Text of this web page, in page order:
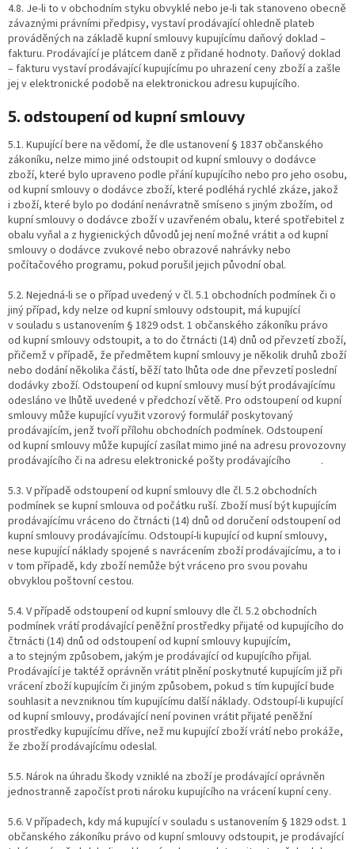
4.8. Je-li to v obchodním styku obvyklé nebo je-li tak stanoveno obecně
závaznými právními předpisy, vystaví prodávající ohledně plateb
prováděných na základě kupní smlouvy kupujícímu daňový doklad –
fakturu. Prodávající je plátcem daně z přidané hodnoty. Daňový doklad
– fakturu vystaví prodávající kupujícímu po uhrazení ceny zboží a zašle
jej v elektronické podobě na elektronickou adresu kupujícího.
5. odstoupení od kupní smlouvy
5.1. Kupující bere na vědomí, že dle ustanovení § 1837 občanského
zákoníku, nelze mimo jiné odstoupit od kupní smlouvy o dodávce
zboží, které bylo upraveno podle přání kupujícího nebo pro jeho osobu,
od kupní smlouvy o dodávce zboží, které podléhá rychlé zkáze, jakož
i zboží, které bylo po dodání nenávratně smíseno s jiným zbožím, od
kupní smlouvy o dodávce zboží v uzavřeném obalu, které spotřebitel z
obalu vyňal a z hygienických důvodů jej není možné vrátit a od kupní
smlouvy o dodávce zvukové nebo obrazové nahrávky nebo
počítačového programu, pokud porušil jejich původní obal.
5.2. Nejedná-li se o případ uvedený v čl. 5.1 obchodních podmínek či o
jiný případ, kdy nelze od kupní smlouvy odstoupit, má kupující
v souladu s ustanovením § 1829 odst. 1 občanského zákoníku právo
od kupní smlouvy odstoupit, a to do čtrnácti (14) dnů od převzetí zboží,
přičemž v případě, že předmětem kupní smlouvy je několik druhů zboží
nebo dodání několika částí, běží tato lhůta ode dne převzetí poslední
dodávky zboží. Odstoupení od kupní smlouvy musí být prodávajícímu
odesláno ve lhůtě uvedené v předchozí větě. Pro odstoupení od kupní
smlouvy může kupující využit vzorový formulář poskytovaný
prodávajícím, jenž tvoří přílohu obchodních podmínek. Odstoupení
od kupní smlouvy může kupující zasílat mimo jiné na adresu provozovny
prodávajícího či na adresu elektronické pošty prodávajícího .
5.3. V případě odstoupení od kupní smlouvy dle čl. 5.2 obchodních
podmínek se kupní smlouva od počátku ruší. Zboží musí být kupujícím
prodávajícímu vráceno do čtrnácti (14) dnů od doručení odstoupení od
kupní smlouvy prodávajícímu. Odstoupí-li kupující od kupní smlouvy,
nese kupující náklady spojené s navrácením zboží prodávajícímu, a to i
v tom případě, kdy zboží nemůže být vráceno pro svou povahu
obvyklou poštovní cestou.
5.4. V případě odstoupení od kupní smlouvy dle čl. 5.2 obchodních
podmínek vrátí prodávající peněžní prostředky přijaté od kupujícího do
čtrnácti (14) dnů od odstoupení od kupní smlouvy kupujícím,
a to stejným způsobem, jakým je prodávající od kupujícího přijal.
Prodávající je taktéž oprávněn vrátit plnění poskytnuté kupujícím již při
vrácení zboží kupujícím či jiným způsobem, pokud s tím kupující bude
souhlasit a nevzniknou tím kupujícímu další náklady. Odstoupí-li kupující
od kupní smlouvy, prodávající není povinen vrátit přijaté peněžní
prostředky kupujícímu dříve, než mu kupující zboží vrátí nebo prokáže,
že zboží prodávajícímu odeslal.
5.5. Nárok na úhradu škody vzniklé na zboží je prodávající oprávněn
jednostranně započíst proti nároku kupujícího na vrácení kupní ceny.
5.6. V případech, kdy má kupující v souladu s ustanovením § 1829 odst. 1
občanského zákoníku právo od kupní smlouvy odstoupit, je prodávající